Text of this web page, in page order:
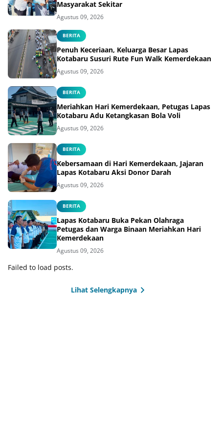
Masyarakat Sekitar
Agustus 09, 2026
BERITA
Penuh Keceriaan, Keluarga Besar Lapas
Kotabaru Susuri Rute Fun Walk Kemerdekaan
Agustus 09, 2026
BERITA
Meriahkan Hari Kemerdekaan, Petugas Lapas
Kotabaru Adu Ketangkasan Bola Voli
Agustus 09, 2026
BERITA
Kebersamaan di Hari Kemerdekaan, Jajaran
Lapas Kotabaru Aksi Donor Darah
Agustus 09, 2026
BERITA
Lapas Kotabaru Buka Pekan Olahraga
Petugas dan Warga Binaan Meriahkan Hari
Kemerdekaan
Agustus 09, 2026
Failed to load posts.
Lihat Selengkapnya